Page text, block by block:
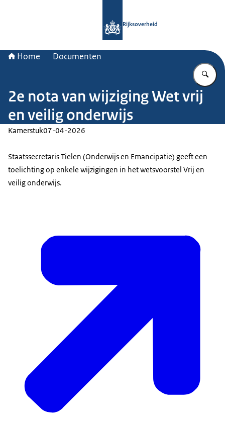
Rijksoverheid
Home Documenten
2e nota van wijziging Wet vrij
en veilig onderwijs
Kamerstuk07-04-2026
Staatssecretaris Tielen (Onderwijs en Emancipatie) geeft een
toelichting op enkele wijzigingen in het wetsvoorstel Vrij en
veilig onderwijs.